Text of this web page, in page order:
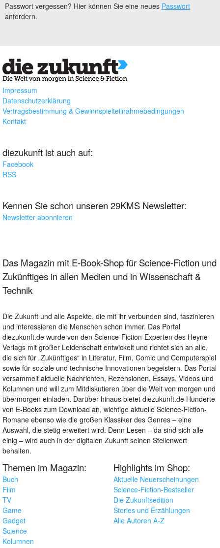
Passwort vergessen? Hier können Sie eine neues Passwort
anfordern.
Impressum
Datenschutzerklärung
Vertragsbestimmung & Gewinnspielteilnahmebedingungen
Kontakt
diezukunft ist auch auf:
Facebook
RSS
Kennen Sie schon unseren 29KMS Newsletter:
Newsletter abonnieren
Das Magazin mit E-Book-Shop für Science-Fiction und
Zukünftiges in allen Medien und in Wissenschaft &
Technik
Die Zukunft und alle Aspekte, die mit ihr verbunden sind, faszinieren
und interessieren die Menschen schon immer. Das Portal
diezukunft.de wurde von den Science-Fiction-Experten des Heyne-
Verlags mit großer Leidenschaft entwickelt und richtet sich an alle,
die sich für „Zukünftiges“ in Literatur, Film, Comic und Computerspiel
sowie für soziale und technische Innovationen begeistern. Das Portal
versammelt aktuelle Nachrichten, Rezensionen, Essays, Videos und
Kolumnen und will zum Mitdiskutieren über die Welt von morgen und
übermorgen einladen. Darüber hinaus bietet diezukunft.de Hunderte
von E-Books zum Download an, wichtige aktuelle Science-Fiction-
Romane ebenso wie die großen Klassiker des Genres – eine
Auswahl, die stetig erweitert wird. Denn Lesen – da sind sich alle
einig – wird auch in der digitalen Zukunft seinen Stellenwert
behalten.
Themen im Magazin:
Buch
Film
TV
Game
Gadget
Science
Kolumnen
Highlights im Shop:
Aktuelle Neuerscheinungen
Science-Fiction-Bestseller
Die Zukunftsedition
Stories und Erzählungen
Alle Autoren A-Z